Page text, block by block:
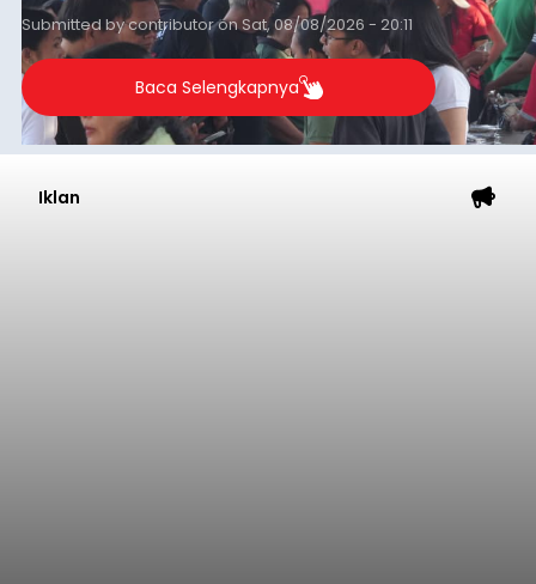
Submitted bycontributoronSat, 08/08/2026 - 20:11
Baca Selengkapnya
Iklan